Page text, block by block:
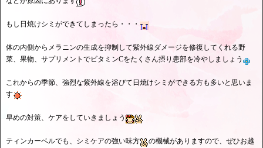
もし日焼けシミができてしまったら・・・
体の内側からメラニンの生成を抑制して紫外線ダメージを修復してくれる野
菜、果物、サプリメントでビタミンCをたくさん摂り患部を冷やしましょう
これからの季節、強烈な紫外線を浴びて日焼けシミができる方も多いと思いま
す
早めの対策、ケアをしていきましょう
ティンカーベルでも、シミケアの強い味方
の機械がありますので、ぜひお越